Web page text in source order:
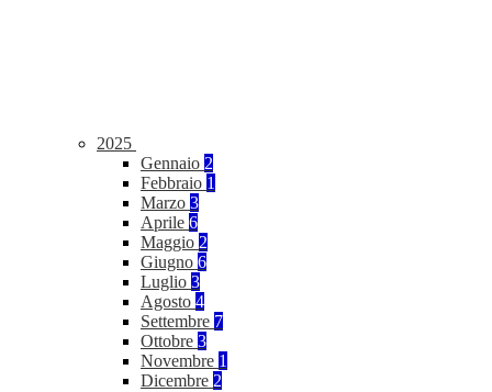
2025
Gennaio 2
Febbraio 1
Marzo 3
Aprile 6
Maggio 2
Giugno 6
Luglio 3
Agosto 4
Settembre 7
Ottobre 3
Novembre 1
Dicembre 2